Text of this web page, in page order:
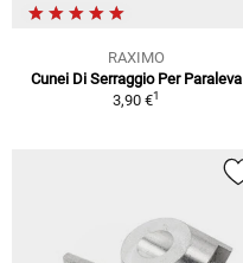
RAXIMO
Cunei Di Serraggio Per Paraleva
3,90 €1